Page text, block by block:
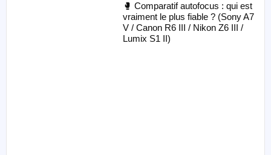
🥊 Comparatif autofocus : qui est
vraiment le plus fiable ? (Sony A7
V / Canon R6 III / Nikon Z6 III /
Lumix S1 II)